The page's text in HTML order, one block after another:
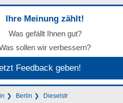
Ihre Meinung zählt!
Was gefällt Ihnen gut?
sollen wir verbessern?
Feedback geben!
Berlin Dieselstr